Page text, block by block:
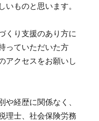
ものと思います。
くり支援のあり方に
っていただいた方
アクセスをお願いし
経歴に関係なく、
理士、社会保険労務